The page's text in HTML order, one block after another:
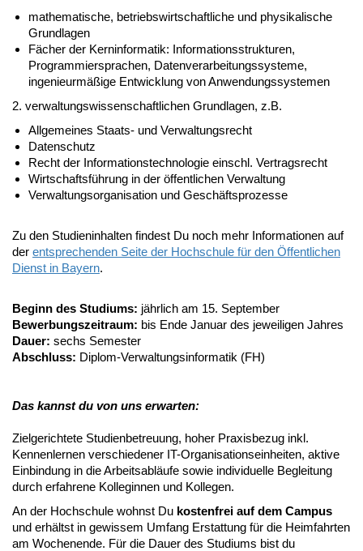
mathematische, betriebswirtschaftliche und physikalische
Grundlagen
Fächer der Kerninformatik: Informationsstrukturen,
Programmiersprachen, Datenverarbeitungssysteme,
ingenieurmäßige Entwicklung von Anwendungssystemen
2. verwaltungswissenschaftlichen Grundlagen, z.B.
Allgemeines Staats- und Verwaltungsrecht
Datenschutz
Recht der Informationstechnologie einschl. Vertragsrecht
Wirtschaftsführung in der öffentlichen Verwaltung
Verwaltungsorganisation und Geschäftsprozesse
Zu den Studieninhalten findest Du noch mehr Informationen auf
der entsprechenden Seite der Hochschule für den Öffentlichen
Dienst in Bayern.
Beginn des Studiums: jährlich am 15. September
Bewerbungszeitraum: bis Ende Januar des jeweiligen Jahres
Dauer: sechs Semester
Abschluss: Diplom-Verwaltungsinformatik (FH)
Das kannst du von uns erwarten:
Zielgerichtete Studienbetreuung, hoher Praxisbezug inkl.
Kennenlernen verschiedener IT-Organisationseinheiten, aktive
Einbindung in die Arbeitsabläufe sowie individuelle Begleitung
durch erfahrene Kolleginnen und Kollegen.
An der Hochschule wohnst Du kostenfrei auf dem Campus
und erhältst in gewissem Umfang Erstattung für die Heimfahrten
am Wochenende. Für die Dauer des Studiums bist du